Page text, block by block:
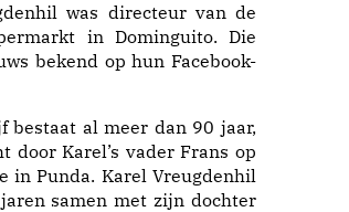
was directeur van de
in Dominguito. Die
bekend op hun Facebook-
bestaat al meer dan 90 jaar,
door Karel’s vader Frans op
in Punda. Karel Vreugdenhil
samen met zijn dochter